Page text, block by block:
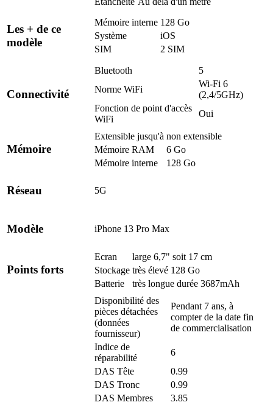
Les + de ce
modèle
Mémoire interne 128 Go
Système
iOS
SIM
2 SIM
Connectivité
Bluetooth
5
Norme WiFi
Wi-Fi 6
(2,4/5GHz)
Fonction de point d'accès
WiFi
Oui
Mémoire
Extensible jusqu'à non extensible
Mémoire RAM
6 Go
Mémoire interne
128 Go
Réseau 5G
Modèle iPhone 13 Pro Max
Points forts
Ecran
large 6,7" soit 17 cm
Stockage très élevé 128 Go
Batterie
très longue durée 3687mAh
Disponibilité des
pièces détachées
(données
fournisseur)
Pendant 7 ans, à
compter de la date fin
de commercialisation
Indice de
réparabilité
6
DAS Tête
0.99
DAS Tronc
0.99
DAS Membres
3.85